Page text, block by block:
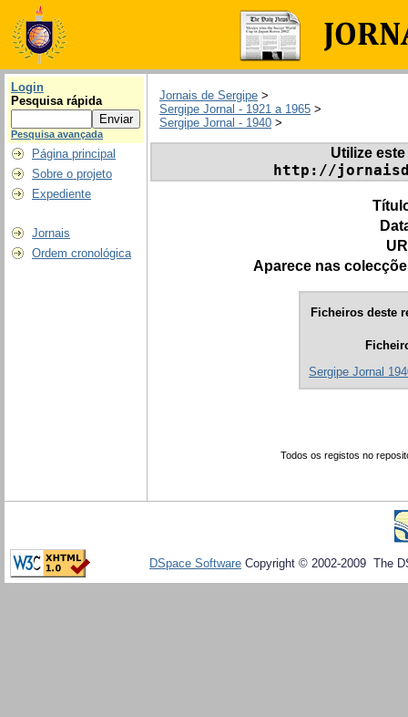
Login
Pesquisa rápida
Pesquisa avançada
Página principal
Sobre o projeto
Expediente
Jornais
Ordem cronológica
Jornais de Sergipe >
Sergipe Jornal - 1921 a 1965 >
Sergipe Jornal - 1940 >
Utilize
http://
Aparece nas
Ficheiros deste
Sergipe Jornal
Todos os registos no
DSpace Software Copyright © 2002-2009 The